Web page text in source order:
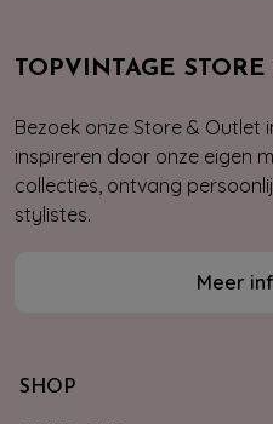
TOPVINTAGE
Bezoek onze Store & Outlet
inspireren door onze eigen
collecties, ontvang
stylistes.
Meer
SHOP